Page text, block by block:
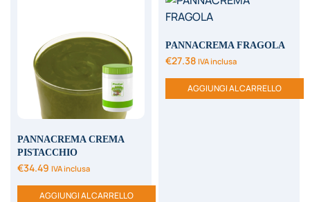
PANNACREMA CREMA
PISTACCHIO
€34.49 IVA inclusa
AGGIUNGI AL CARRELLO
PANNACREMA FRAGOLA
€27.38 IVA inclusa
AGGIUNGI AL CARRELLO